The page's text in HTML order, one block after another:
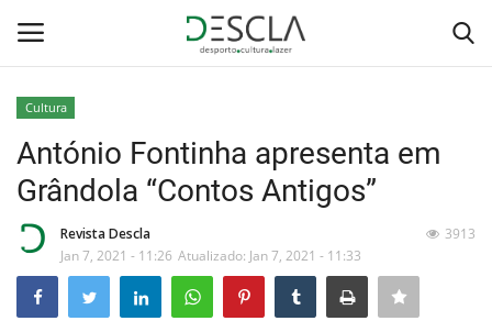
Home
...by Descla
Desporto
Cultura
António Fontinha apresenta em
Grândola “Contos Antigos”
Revista Descla
Jan 7, 2021 - 11:26 Atualizado: Jan 7, 2021 - 11:33
3913